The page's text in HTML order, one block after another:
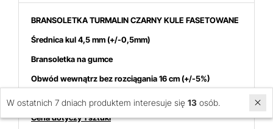
BRANSOLETKA TURMALIN CZARNY KULE FASETOWANE
Średnica kul 4,5 mm(+/-0,5mm)
Bransoletka na gumce
Obwód wewnątrz bez rozciągania 16 cm (+/-5%)
Możliwa nieznaczna różnica koloru
Cena dotyczy 1 sztuki
W ostatnich 7 dniach produktem interesuje się 13 osób.